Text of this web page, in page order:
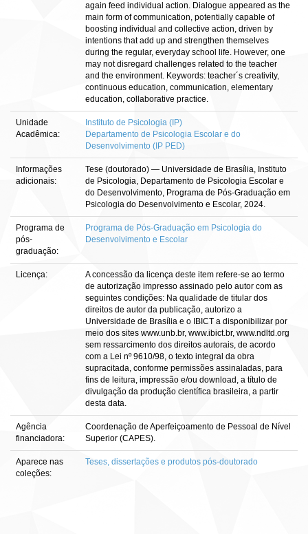
again feed individual action. Dialogue appeared as the
main form of communication, potentially capable of
boosting individual and collective action, driven by
intentions that add up and strengthen themselves
during the regular, everyday school life. However, one
may not disregard challenges related to the teacher
and the environment. Keywords: teacher´s creativity,
continuous education, communication, elementary
education, collaborative practice.
Unidade
Acadêmica:
Instituto de Psicologia (IP)
Departamento de Psicologia Escolar e do
Desenvolvimento (IP PED)
Informações
adicionais:
Tese (doutorado) — Universidade de Brasília, Instituto
de Psicologia, Departamento de Psicologia Escolar e
do Desenvolvimento, Programa de Pós-Graduação em
Psicologia do Desenvolvimento e Escolar, 2024.
Programa de
pós-
graduação:
Programa de Pós-Graduação em Psicologia do
Desenvolvimento e Escolar
Licença:
A concessão da licença deste item refere-se ao termo
de autorização impresso assinado pelo autor com as
seguintes condições: Na qualidade de titular dos
direitos de autor da publicação, autorizo a
Universidade de Brasília e o IBICT a disponibilizar por
meio dos sites www.unb.br, www.ibict.br, www.ndltd.org
sem ressarcimento dos direitos autorais, de acordo
com a Lei nº 9610/98, o texto integral da obra
supracitada, conforme permissões assinaladas, para
fins de leitura, impressão e/ou download, a título de
divulgação da produção científica brasileira, a partir
desta data.
Agência
financiadora:
Coordenação de Aperfeiçoamento de Pessoal de Nível
Superior (CAPES).
Aparece nas
coleções:
Teses, dissertações e produtos pós-doutorado